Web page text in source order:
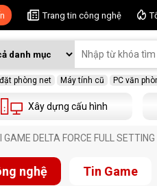
Trang tin công nghệ
phòng net Máy tính cũ PC văn
Xây dựng cấu hình
GAME DELTA FORCE FULL SETTING
nghệ Tin Game